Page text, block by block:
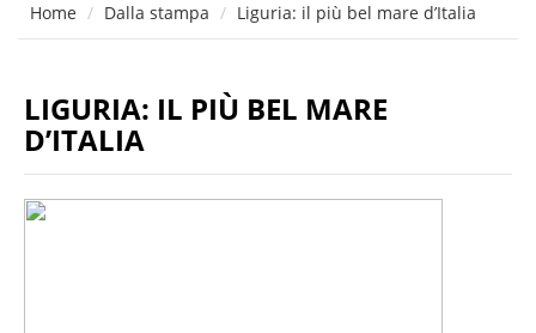
Home Dalla stampa Liguria: il più bel mare d’Italia
LIGURIA: IL PIÙ BEL MARE
D’ITALIA